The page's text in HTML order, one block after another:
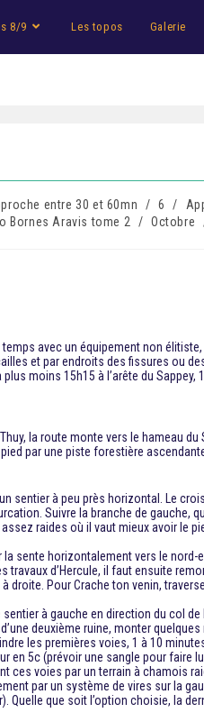
8/9 Les topos Galerie
entre 30 et 60mn / 6 /
Bornes Aravis tome 2 / Octobre
avec un équipement non
et par endroits des fissures ou
moins 15h15 à l’arête du Sappey,
la route monte vers le hameau du
par une piste forestière
sentier à peu près horizontal. Le
Suivre la branche de gauche,
raides où il vaut mieux avoir le
sente horizontalement vers le nord-
d’Hercule, il faut ensuite
droite. Pour Crache ton venin,
à gauche en direction du col
deuxième ruine, monter
les premières voies, 1 à 10
en 5c (prévoir une sangle pour faire
ces voies par un terrain à chamois
par un système de vires sur la
Quelle que soit l’option choisie, la